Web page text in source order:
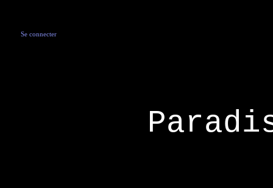
Se connecter